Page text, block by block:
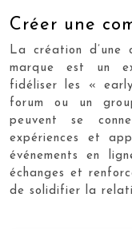
Créer une
La création d’une
marque est un
fidéliser les «
forum ou un
peuvent se
expériences et
événements en
échanges et
de solidifier la